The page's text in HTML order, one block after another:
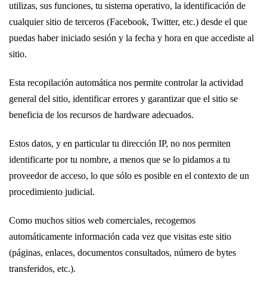
utilizas, sus funciones, tu sistema operativo, la identificación de
cualquier sitio de terceros (Facebook, Twitter, etc.) desde el que
puedas haber iniciado sesión y la fecha y hora en que accediste al
sitio.
Esta recopilación automática nos permite controlar la actividad
general del sitio, identificar errores y garantizar que el sitio se
beneficia de los recursos de hardware adecuados.
Estos datos, y en particular tu dirección IP, no nos permiten
identificarte por tu nombre, a menos que se lo pidamos a tu
proveedor de acceso, lo que sólo es posible en el contexto de un
procedimiento judicial.
Como muchos sitios web comerciales, recogemos
automáticamente información cada vez que visitas este sitio
(páginas, enlaces, documentos consultados, número de bytes
transferidos, etc.).